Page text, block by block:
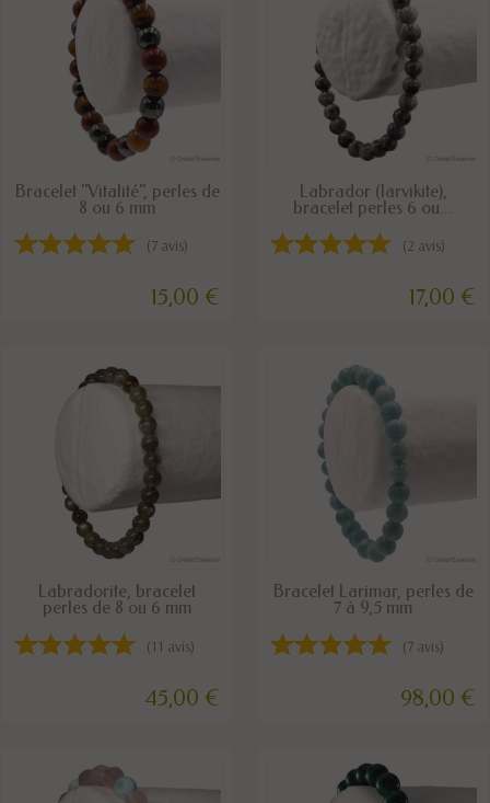
DISPONIBLE
Bracelet "Vitalité", perles de
8 ou 6 mm
(7 avis)
15,00 €
DERNIERS ARTICLES EN STOCK
Labrador (larvikite),
bracelet perles 6 ou...
(2 avis)
17,00 €
DISPONIBLE
Labradorite, bracelet
perles de 8 ou 6 mm
(11 avis)
45,00 €
DERNIERS ARTICLES EN STOCK
Bracelet Larimar, perles de
7 à 9,5 mm
(7 avis)
98,00 €